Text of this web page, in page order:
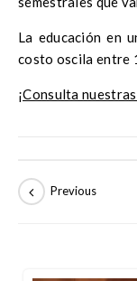
La educación en
costo oscila entre
¡Consulta